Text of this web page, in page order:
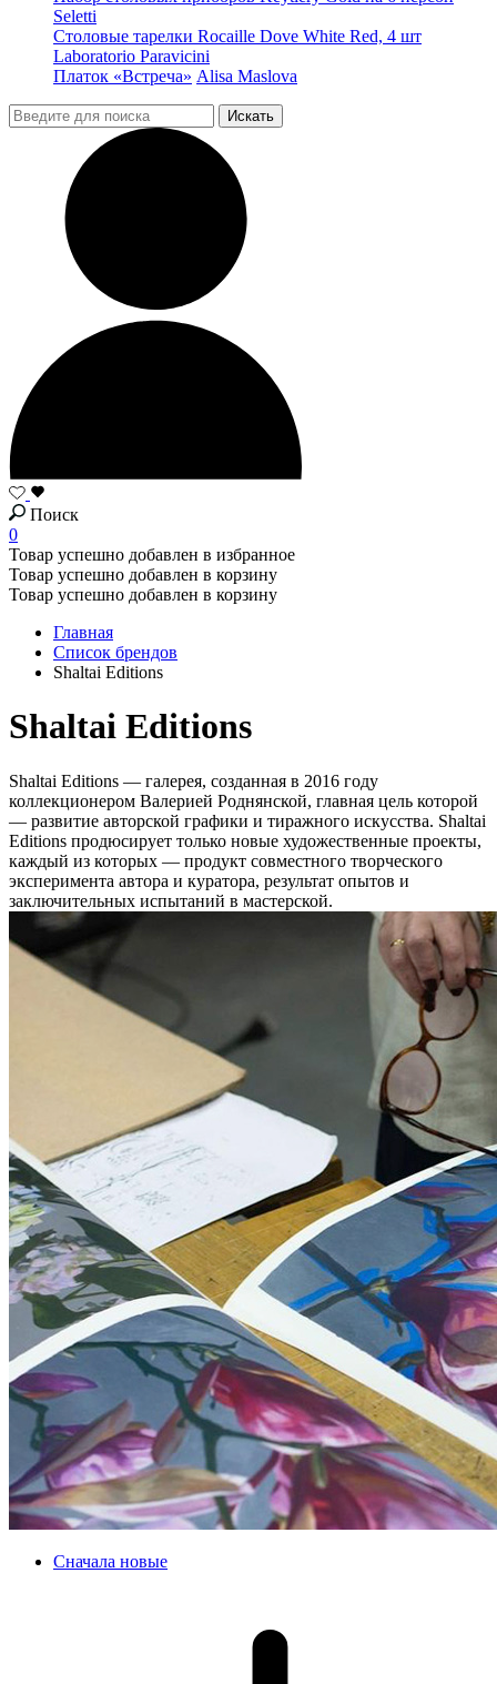
Seletti
Столовые тарелки Rocaille Dove White Red, 4 шт
Laboratorio Paravicini
Платок «Встреча» Alisa Maslova
Поиск
0
Товар успешно добавлен в избранное
Товар успешно добавлен в корзину
Товар успешно добавлен в корзину
Главная
Список брендов
Shaltai Editions
Shaltai Editions
Shaltai Editions — галерея, созданная в 2016 году
коллекционером Валерией Роднянской, главная цель которой
— развитие авторской графики и тиражного искусства. Shaltai
Editions продюсирует только новые художественные проекты,
каждый из которых — продукт совместного творческого
эксперимента автора и куратора, результат опытов и
заключительных испытаний в мастерской.
Сначала новые